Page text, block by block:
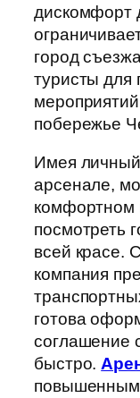
дискомфорт
город
туристы для
побережье
Имея
арсенале,
комфортном
посмотреть
всей красе.
компания
готова
соглашение
быстро.
повышенным